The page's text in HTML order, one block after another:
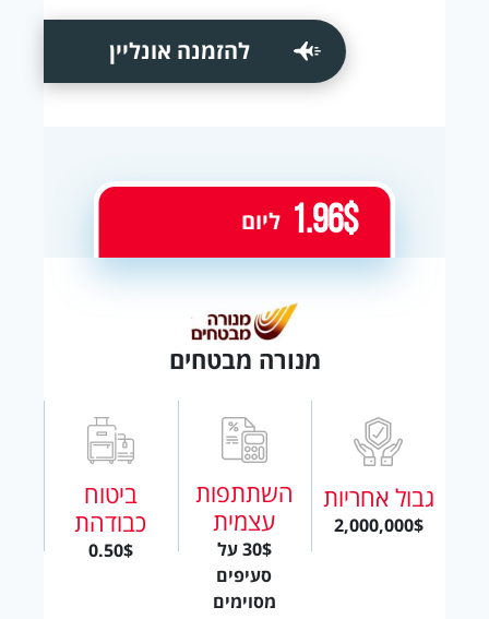
להזמנה אונליין
מנורה מבטחים
גבול אחריות
2,000,000$
השתתפות
עצמית
30$ על
סעיפים
מסוימים
ביטוח
כבודהת
0.50$
1.96$ ליום